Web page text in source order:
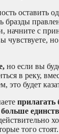
оставить
бразды
начните с
чувствуете, но
но если вы
в реку,
это будет
прилагать
того стоят.